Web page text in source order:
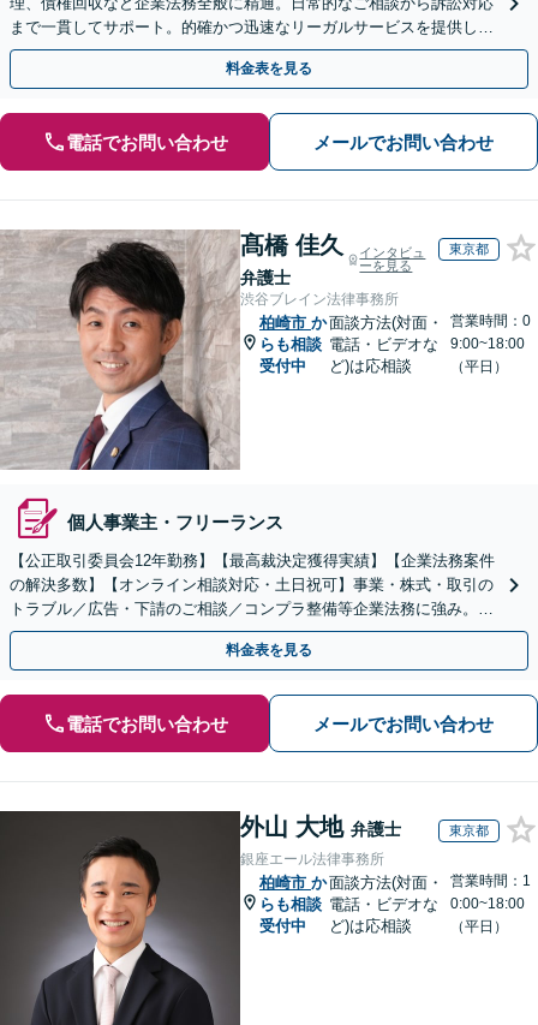
まで一貫してサポート。的確かつ迅速なリーガルサービスを提供しま
す。【初回相談無料】【休日・夜間相談可】
料金表を見る
電話でお問い合わせ メールでお問い合わせ
髙橋 佳久
弁護士
インタビュ
ーを見る
東京都
渋谷ブレイン法律事務所
柏崎市 か
らも相談
受付中
面談方法(対面・
電話・ビデオな
ど)は応相談
営業時間：0
9:00~18:00
（平日）
個人事業主・フリーランス
【公正取引委員会12年勤務】【最高裁決定獲得実績】【企業法務案件
の解決多数】【オンライン相談対応・土日祝可】事業・株式・取引の
トラブル／広告・下請のご相談／コンプラ整備等企業法務に強み。株
式の相続／誹謗中傷対策／不動産問題まで幅広く対応！
料金表を見る
電話でお問い合わせ メールでお問い合わせ
外山 大地 弁護士 東京都
銀座エール法律事務所
柏崎市 か
らも相談
受付中
面談方法(対面・
電話・ビデオな
ど)は応相談
営業時間：1
0:00~18:00
（平日）